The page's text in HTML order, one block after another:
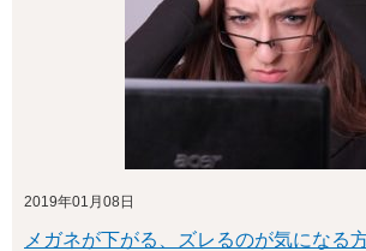
2019年01月08日
メガネが下がる、ズレるのが気になる